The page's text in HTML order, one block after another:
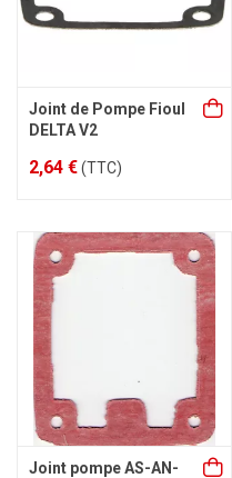
Joint de Pompe Fioul
DELTA V2
2,64 €(TTC)
Joint pompe AS-AN-